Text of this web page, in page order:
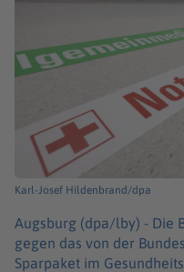
Karl-Josef Hildenbrand/dpa
Augsburg (dpa/lby) - Die
gegen das von der
Sparpaket im